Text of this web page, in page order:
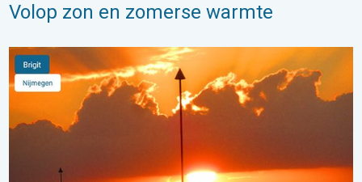
Volop zon en zomerse warmte
Stuur jouw weerfoto van de week!. Weer&Radar uploader. . .